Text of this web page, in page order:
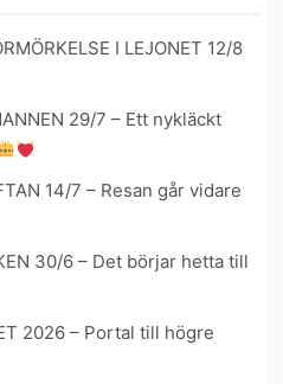
I LEJONET 12/8
29/7 – Ett nykläckt
14/7 – Resan går vidare
30/6 – Det börjar hetta till
2026 – Portal till högre